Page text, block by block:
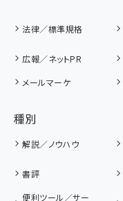
法律／標準規格
広報／ネットPR
メールマーケ
種別
解説／ノウハウ
書評
便利ツール／サー